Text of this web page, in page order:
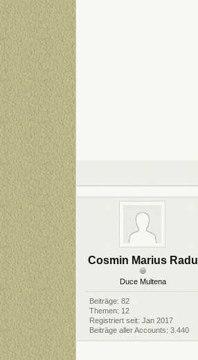
Cosmin Marius Radu
Duce Multena
Beiträge: 82
Themen: 12
Registriert seit: Jan 2017
Beiträge aller Accounts: 3.440